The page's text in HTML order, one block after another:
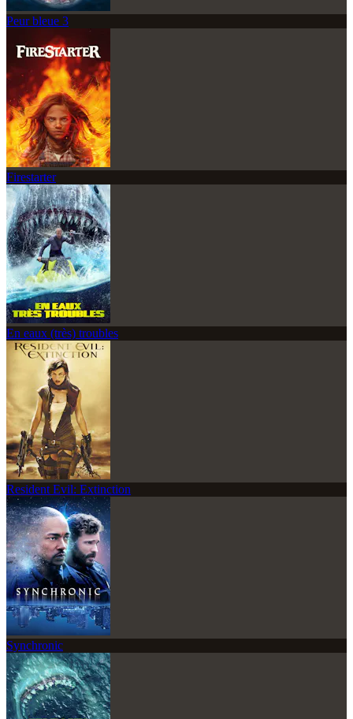
Peur bleue 3
Firestarter
En eaux (très) troubles
Resident Evil: Extinction
Synchronic